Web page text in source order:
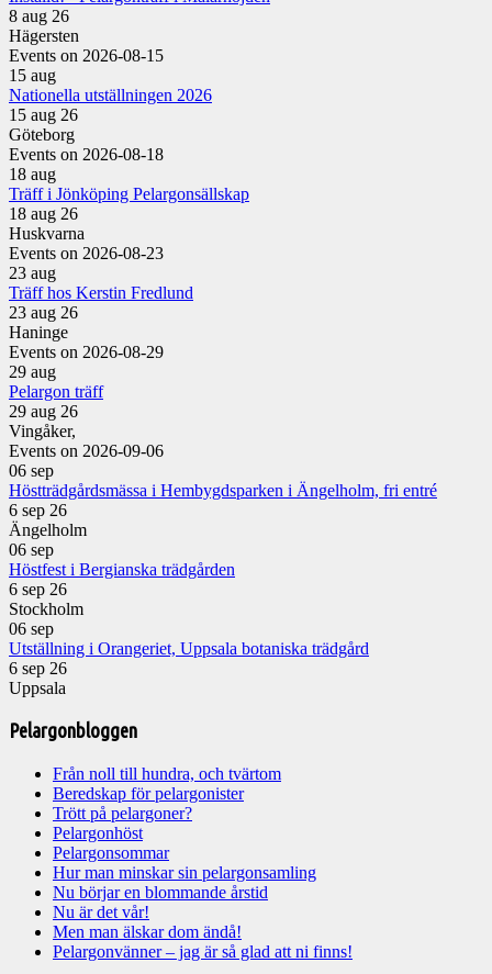
8 aug 26
Hägersten
Events on 2026-08-15
15 aug
Nationella utställningen 2026
15 aug 26
Göteborg
Events on 2026-08-18
18 aug
Träff i Jönköping Pelargonsällskap
18 aug 26
Huskvarna
Events on 2026-08-23
23 aug
Träff hos Kerstin Fredlund
23 aug 26
Haninge
Events on 2026-08-29
29 aug
Pelargon träff
29 aug 26
Vingåker,
Events on 2026-09-06
06 sep
Höstträdgårdsmässa i Hembygdsparken i Ängelholm, fri entré
6 sep 26
Ängelholm
06 sep
Höstfest i Bergianska trädgården
6 sep 26
Stockholm
06 sep
Utställning i Orangeriet, Uppsala botaniska trädgård
6 sep 26
Uppsala
Pelargonbloggen
Från noll till hundra, och tvärtom
Beredskap för pelargonister
Trött på pelargoner?
Pelargonhöst
Pelargonsommar
Hur man minskar sin pelargonsamling
Nu börjar en blommande årstid
Nu är det vår!
Men man älskar dom ändå!
Pelargonvänner – jag är så glad att ni finns!